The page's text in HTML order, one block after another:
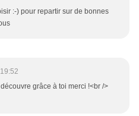
:-) pour repartir sur de bonnes
grâce à toi merci !<br />